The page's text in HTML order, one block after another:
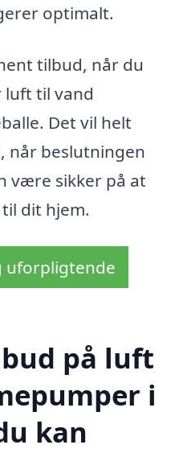
optimalt.
tilbud, når du
til vand
Det vil helt
når beslutningen
være sikker på at
dit hjem.
uforpligtende
på luft
i
kan